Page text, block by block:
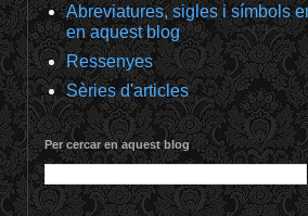
Abreviatures, sigles i símbols
en aquest blog
Ressenyes
Sèries d'articles
Per cercar en aquest blog